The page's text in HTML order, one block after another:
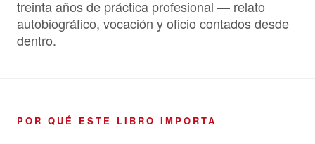
treinta años de práctica profesional — relato
autobiográfico, vocación y oficio contados desde
dentro.
POR QUÉ ESTE LIBRO IMPORTA